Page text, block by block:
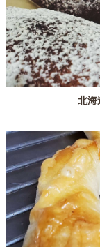
北海